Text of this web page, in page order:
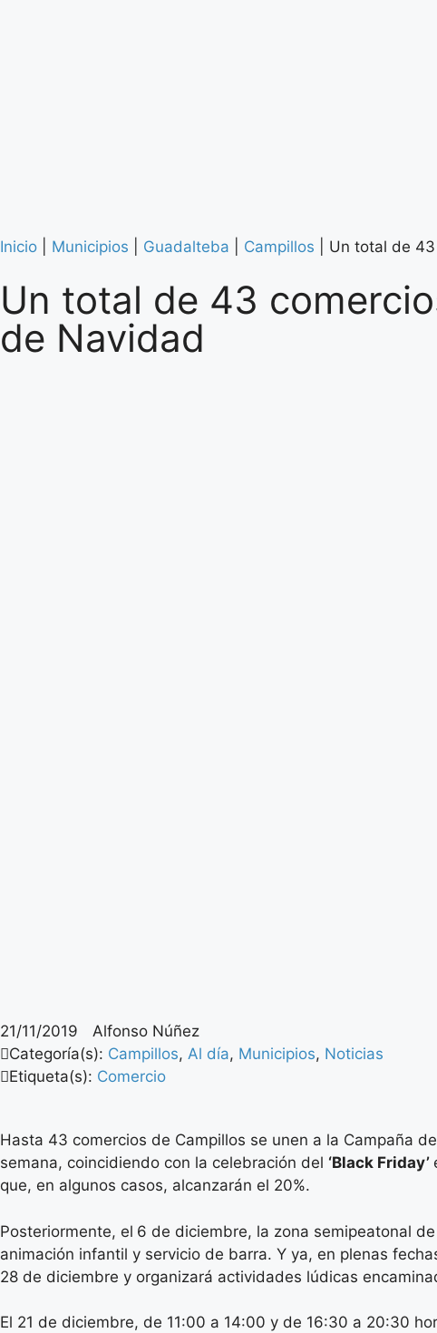
Inicio Municipios Guadalteba Campillos Un total de
Un total de 43
de Navidad
21/11/2019
Alfonso Núñez
Categoría(s): Campillos, Al día, Municipios, Noticias
Etiqueta(s): Comercio
Hasta 43 comercios de Campillos se unen a la Campaña
semana, coincidiendo con la celebración del ‘Black Friday’
que, en algunos casos, alcanzarán el 20%.
Posteriormente, el 6 de diciembre, la zona semipeatonal
animación infantil y servicio de barra. Y ya, en plenas
28 de diciembre y organizará actividades lúdicas
El 21 de diciembre, de 11:00 a 14:00 y de 16:30 a 20:30